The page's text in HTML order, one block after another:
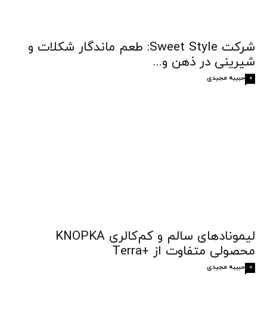
شرکت Sweet Style: طعم ماندگار شکلات و
شیرینی در ذهن و...
حبیبه مجیدی 0
لیمونادهای سالم و کم‌کالری KNOPKA
محصولی متفاوت از +Terra
حبیبه مجیدی 0